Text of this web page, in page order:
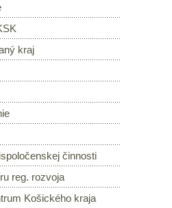
kraj
činnosti
reg. rozvoja
Košického kraja